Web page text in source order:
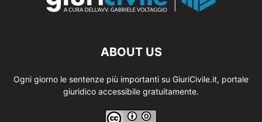
ABOUT US
Ogni giorno le sentenze più importanti su GiuriCivile.it, portale
giuridico accessibile gratuitamente.